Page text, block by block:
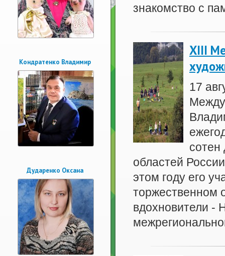
Кондратенко Владимир
Дударенко Оксана
знакомство с
XIII
17
сотен
областей
этом году его
торжественном
вдохновители -